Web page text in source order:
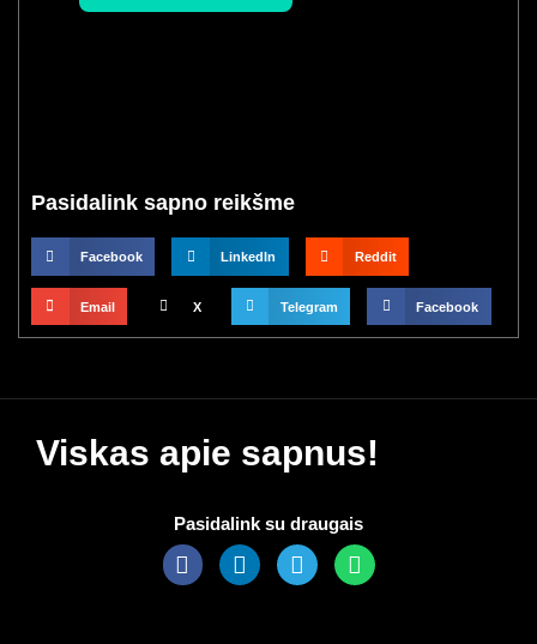
Pasidalink sapno reikšme
Facebook LinkedIn Reddit
Email X Telegram Facebook
Viskas apie sapnus!
Pasidalink su draugais